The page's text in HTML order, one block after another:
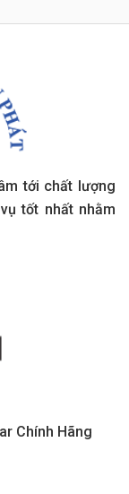
tới chất lượng
tốt nhất nhằm
Chính Hãng